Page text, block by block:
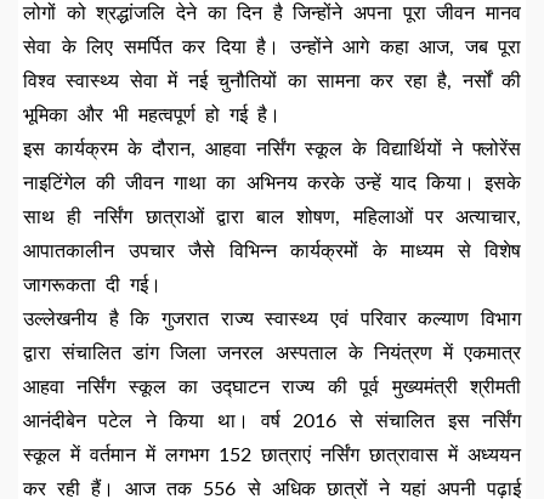
लोगों को श्रद्धांजलि देने का दिन है जिन्होंने अपना पूरा जीवन मानव
सेवा के लिए समर्पित कर दिया है। उन्होंने आगे कहा आज, जब पूरा
विश्व स्वास्थ्य सेवा में नई चुनौतियों का सामना कर रहा है, नर्सों की
भूमिका और भी महत्वपूर्ण हो गई है।
इस कार्यक्रम के दौरान, आहवा नर्सिंग स्कूल के विद्यार्थियों ने फ्लोरेंस
नाइटिंगेल की जीवन गाथा का अभिनय करके उन्हें याद किया। इसके
साथ ही नर्सिंग छात्राओं द्वारा बाल शोषण, महिलाओं पर अत्याचार,
आपातकालीन उपचार जैसे विभिन्न कार्यक्रमों के माध्यम से विशेष
जागरूकता दी गई।
उल्लेखनीय है कि गुजरात राज्य स्वास्थ्य एवं परिवार कल्याण विभाग
द्वारा संचालित डांग जिला जनरल अस्पताल के नियंत्रण में एकमात्र
आहवा नर्सिंग स्कूल का उद्घाटन राज्य की पूर्व मुख्यमंत्री श्रीमती
आनंदीबेन पटेल ने किया था। वर्ष 2016 से संचालित इस नर्सिंग
स्कूल में वर्तमान में लगभग 152 छात्राएं नर्सिंग छात्रावास में अध्ययन
कर रही हैं। आज तक 556 से अधिक छात्रों ने यहां अपनी पढ़ाई